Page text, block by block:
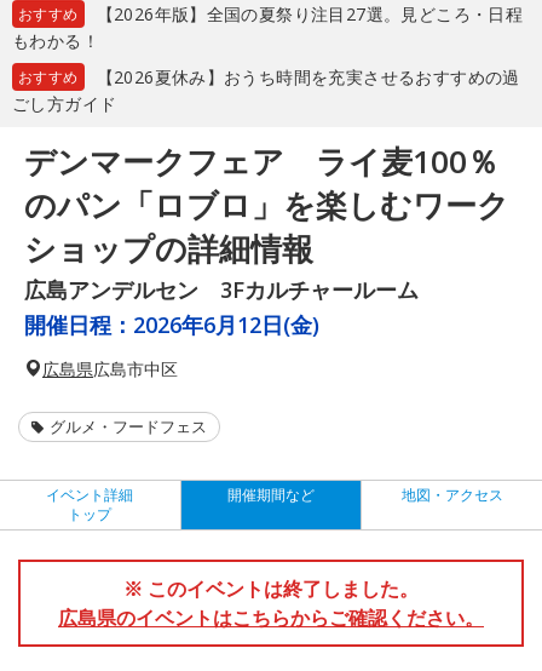
おすすめ
【2026年版】全国の夏祭り注目27選。見どころ・日程
もわかる！
おすすめ
【2026夏休み】おうち時間を充実させるおすすめの過
ごし方ガイド
デンマークフェア ライ麦100％
のパン「ロブロ」を楽しむワーク
ショップの詳細情報
広島アンデルセン 3Fカルチャールーム
開催日程： 2026年6月12日(金)
広島県広島市中区
グルメ・フードフェス
イベント詳細
トップ
開催期間など 地図・アクセス
※ このイベントは終了しました。
広島県のイベントはこちらからご確認ください。